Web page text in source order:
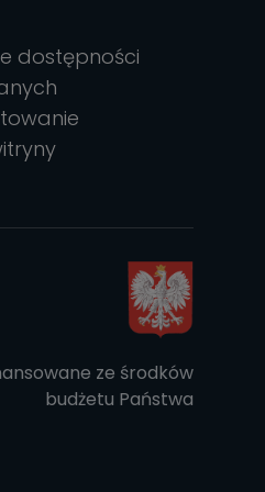
dostępności
ze środków
budżetu Państwa